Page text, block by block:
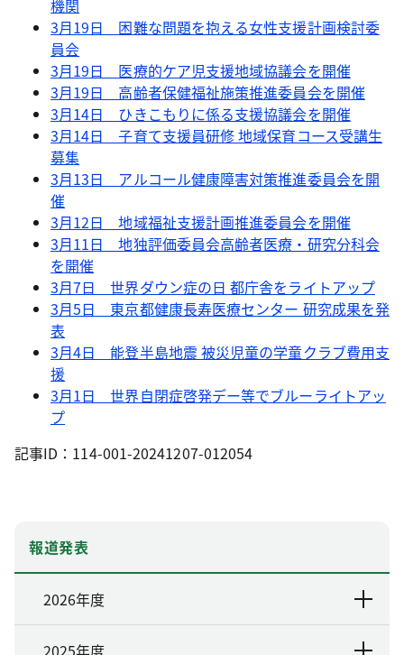
機関
3月19日 困難な問題を抱える女性支援計画検討委
員会
3月19日 医療的ケア児支援地域協議会を開催
3月19日 高齢者保健福祉施策推進委員会を開催
3月14日 ひきこもりに係る支援協議会を開催
3月14日 子育て支援員研修 地域保育コース受講生
募集
3月13日 アルコール健康障害対策推進委員会を開
催
3月12日 地域福祉支援計画推進委員会を開催
3月11日 地独評価委員会高齢者医療・研究分科会
を開催
3月7日 世界ダウン症の日 都庁舎をライトアップ
3月5日 東京都健康長寿医療センター 研究成果を発
表
3月4日 能登半島地震 被災児童の学童クラブ費用支
援
3月1日 世界自閉症啓発デー等でブルーライトアッ
プ
記事ID：114-001-20241207-012054
報道発表
2026年度
2025年度